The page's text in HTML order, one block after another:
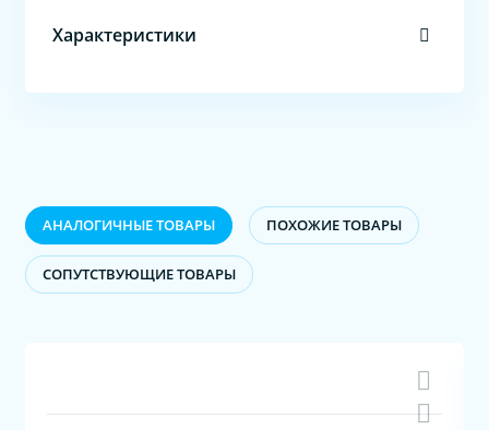
Характеристики
АНАЛОГИЧНЫЕ ТОВАРЫ ПОХОЖИЕ ТОВАРЫ
CОПУТСТВУЮЩИЕ ТОВАРЫ